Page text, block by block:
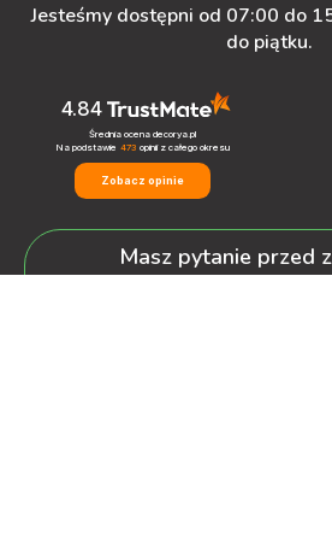
Jesteśmy dostępni od 07:00 do
do piątku.
4.84
Średnia ocena decorya.pl
Na podstawie 473 opinii z całego okresu
Zobacz opinie
Masz pytanie przed